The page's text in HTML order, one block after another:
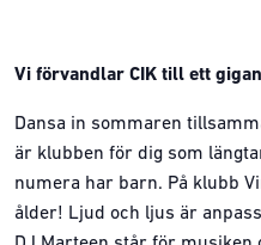
Vi förvandlar CIK till ett
Dansa in sommaren
är klubben för dig som
numera har barn. På klubb
ålder! Ljud och ljus är